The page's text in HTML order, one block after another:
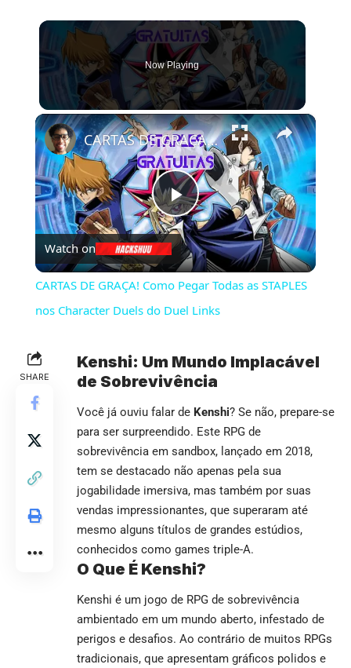
Now Playing
×
Play
Video
CARTAS DE GRAÇA! Como Pegar Todas as STAPLES nos Character Duels do Duel Links
Watch on
CARTAS DE GRAÇA! Como Pegar Todas as STAPLES
nos Character Duels do Duel Links
SHARE
Kenshi: Um Mundo Implacável
de Sobrevivência
Você já ouviu falar de Kenshi? Se não, prepare-se
para ser surpreendido. Este RPG de
sobrevivência em sandbox, lançado em 2018,
tem se destacado não apenas pela sua
jogabilidade imersiva, mas também por suas
vendas impressionantes, que superaram até
mesmo alguns títulos de grandes estúdios,
conhecidos como games triple-A.
O Que É Kenshi?
Kenshi é um jogo de RPG de sobrevivência
ambientado em um mundo aberto, infestado de
perigos e desafios. Ao contrário de muitos RPGs
tradicionais, que apresentam gráficos polidos e